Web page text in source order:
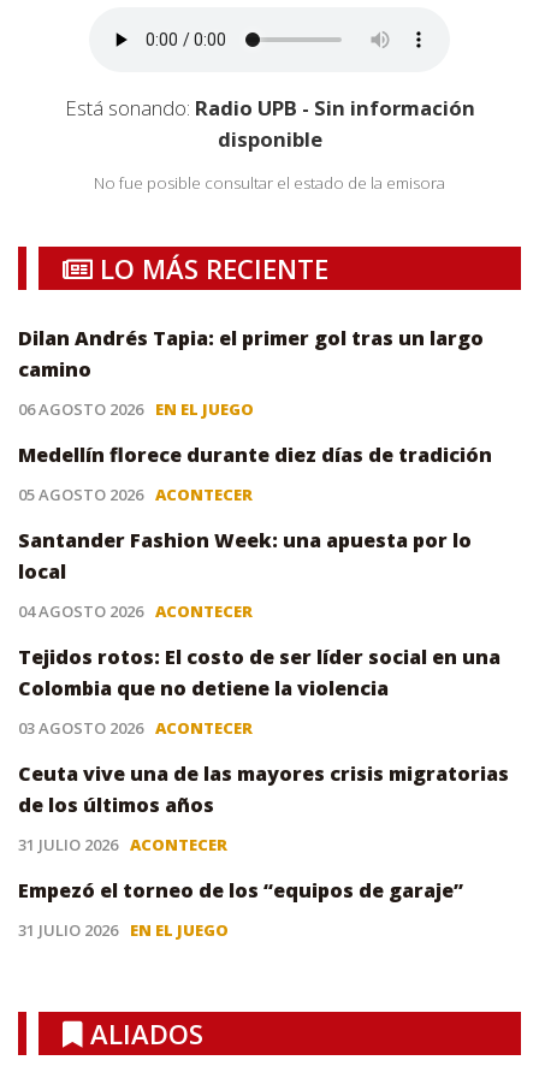
Está sonando: Radio UPB - Sin información
disponible
No fue posible consultar el estado de la emisora
LO MÁS RECIENTE
Dilan Andrés Tapia: el primer gol tras un largo
camino
06 AGOSTO 2026 EN EL JUEGO
Medellín florece durante diez días de tradición
05 AGOSTO 2026 ACONTECER
Santander Fashion Week: una apuesta por lo
local
04 AGOSTO 2026 ACONTECER
Tejidos rotos: El costo de ser líder social en una
Colombia que no detiene la violencia
03 AGOSTO 2026 ACONTECER
Ceuta vive una de las mayores crisis migratorias
de los últimos años
31 JULIO 2026 ACONTECER
Empezó el torneo de los “equipos de garaje”
31 JULIO 2026 EN EL JUEGO
ALIADOS